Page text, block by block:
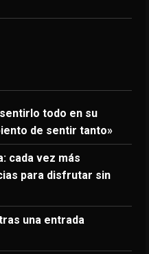
todo en su
de sentir tanto»
cada vez más
para disfrutar sin
una entrada